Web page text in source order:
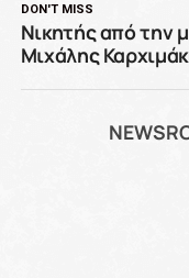
DON'T MISS
Νικητής από την
Μιχάλης